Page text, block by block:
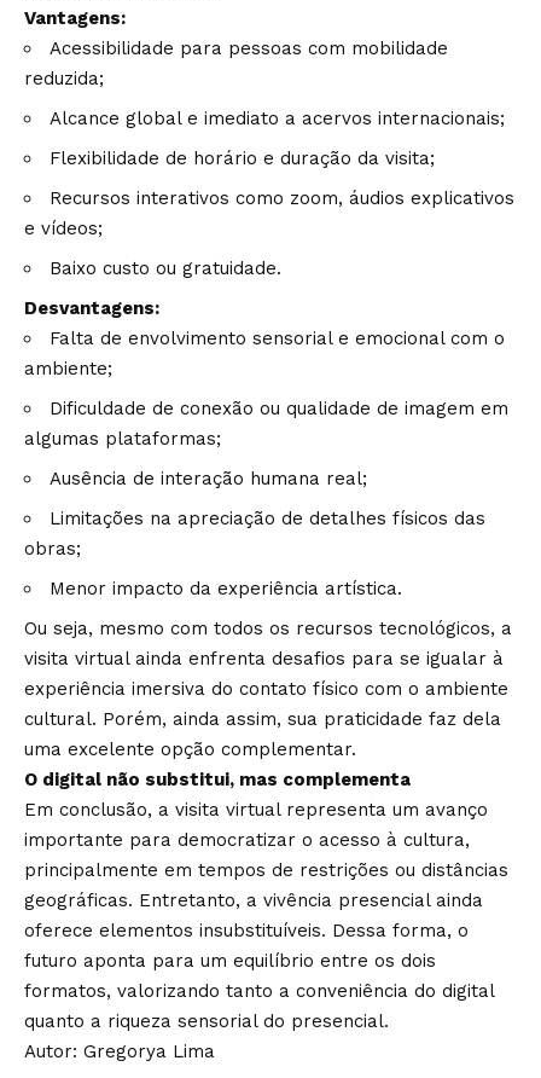
Vantagens:
Acessibilidade para pessoas com mobilidade
reduzida;
Alcance global e imediato a acervos internacionais;
Flexibilidade de horário e duração da visita;
Recursos interativos como zoom, áudios explicativos
e vídeos;
Baixo custo ou gratuidade.
Desvantagens:
Falta de envolvimento sensorial e emocional com o
ambiente;
Dificuldade de conexão ou qualidade de imagem em
algumas plataformas;
Ausência de interação humana real;
Limitações na apreciação de detalhes físicos das
obras;
Menor impacto da experiência artística.
Ou seja, mesmo com todos os recursos tecnológicos, a
visita virtual ainda enfrenta desafios para se igualar à
experiência imersiva do contato físico com o ambiente
cultural. Porém, ainda assim, sua praticidade faz dela
uma excelente opção complementar.
O digital não substitui, mas complementa
Em conclusão, a visita virtual representa um avanço
importante para democratizar o acesso à cultura,
principalmente em tempos de restrições ou distâncias
geográficas. Entretanto, a vivência presencial ainda
oferece elementos insubstituíveis. Dessa forma, o
futuro aponta para um equilíbrio entre os dois
formatos, valorizando tanto a conveniência do digital
quanto a riqueza sensorial do presencial.
Autor: Gregorya Lima